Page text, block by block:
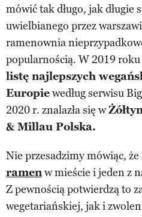
mówić tak długo, jak długie
uwielbianego przez
ramenownia
popularnością. W 2019
listę najlepszych
Europiewedług serwisu
2020 r. znalazła się w
& Millau Polska.
Nie przesadzimy mówiąc,
ramenw mieście i jeden z
Z pewnością potwierdzą to
wegetariańskiej, jak i